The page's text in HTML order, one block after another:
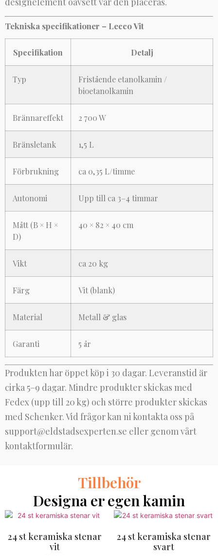
Tekniska specifikationer – Lecco Vit
Specifikation Detalj
Typ
Fristående etanolkamin /
bioetanolkamin
Brännareffekt 2 700 W
Bränsletank 1,5 L
Förbrukning ca 0,35 L/timme
Autonomi Upp till ca 3–4 timmar
Mått (B × H ×
D)
40 × 82 × 40 cm
Vikt ca 20 kg
Färg Vit (blank)
Material Metall & glas
Garanti 5 år
Produkten har öppet köp i 30 dagar. Leveranstid är
cirka 5–9 dagar. Mindre produkter skickas med
Fedex (upp till 20 kg) och större produkter skickas
med Schenker. Vid frågor kan ni kontakta oss på
support@eldstadsexperten.se eller genom vårt
kontaktformulär.
Tillbehör
Designa er egen kamin
24 st keramiska stenar
vit
24 st keramiska stenar
svart